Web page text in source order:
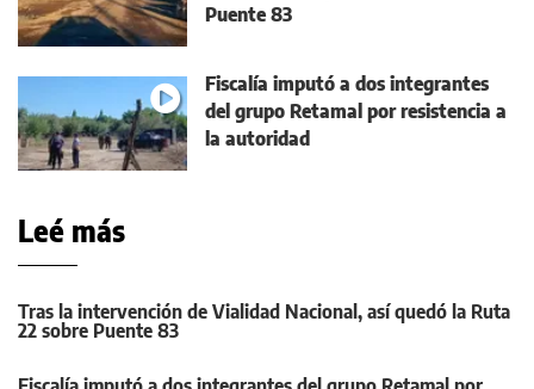
Puente 83
Fiscalía imputó a dos integrantes
del grupo Retamal por resistencia a
la autoridad
Leé más
Tras la intervención de Vialidad Nacional, así quedó la Ruta
22 sobre Puente 83